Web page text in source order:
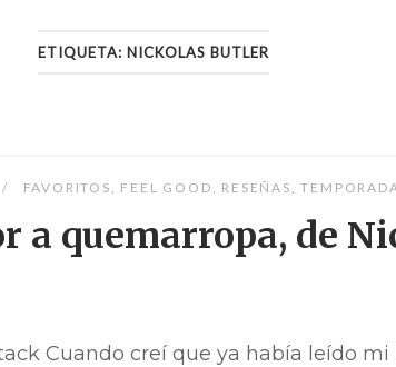
ETIQUETA: NICKOLAS BUTLER
FAVORITOS , FEEL GOOD , RESEÑAS ,
a quemarropa, de
Cuando creí que ya había leído